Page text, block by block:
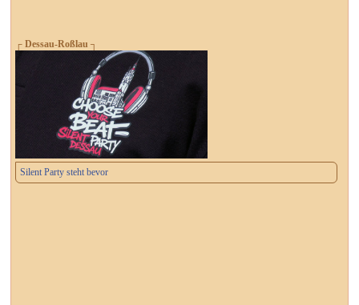
┌ Dessau-Roßlau ┐
Silent Party steht bevor